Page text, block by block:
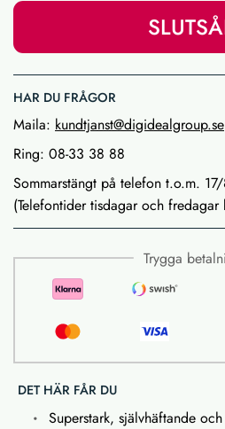
HAR DU FRÅGOR
Maila: kundtjanst@digidealgroup.se
Ring: 08-33 38 88
Sommarstängt på telefon t.o.m.
(Telefontider tisdagar och
Trygga
DET HÄR FÅR DU
Superstark, självhäftande